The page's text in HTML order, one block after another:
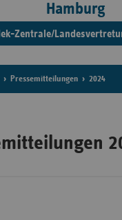
Hamburg
Zentrale/
Pressemitteilungen 2024